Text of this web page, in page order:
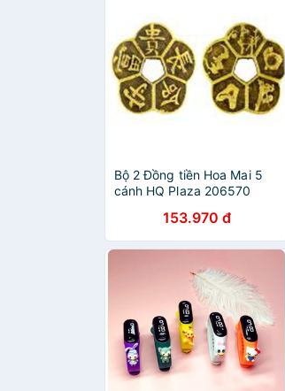
Bộ 2 Đồng tiền Hoa Mai 5
cánh HQ Plaza 206570
153.970 đ